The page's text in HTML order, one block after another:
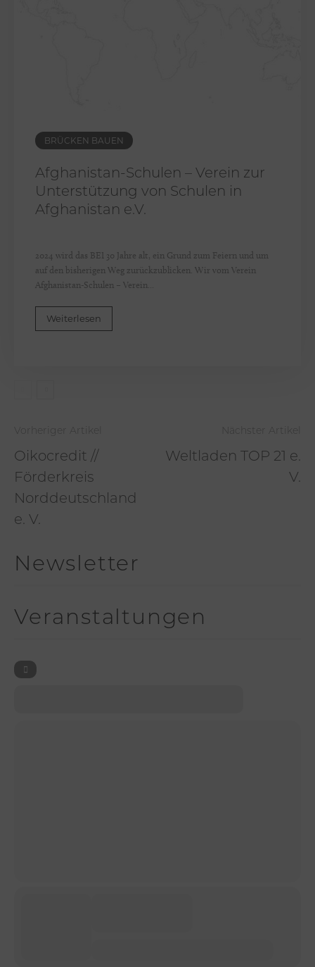
BRÜCKEN BAUEN
Afghanistan-Schulen – Verein zur
Unterstützung von Schulen in
Afghanistan e.V.
2024 wird das BEI 30 Jahre alt, ein Grund zum Feiern und um
auf den bisherigen Weg zurückzublicken. Wir vom Verein
Afghanistan-Schulen – Verein...
Weiterlesen
Vorheriger Artikel
Oikocredit //
Förderkreis
Norddeutschland
e. V.
Nächster Artikel
Weltladen TOP 21 e.
V.
Newsletter
Veranstaltungen